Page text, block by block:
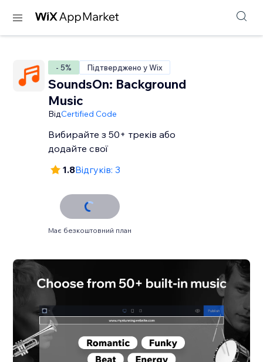
- 5% Підтверджено у Wix
SoundsOn: Background
Music
ВідCertified Code
Вибирайте з 50+ треків або
додайте свої
1.8Відгуків: 3
Має безкоштовний план